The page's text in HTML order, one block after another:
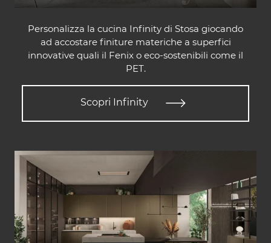
Personalizza la cucina Infinity di Stosa giocando
ad accostare finiture materiche a superfici
innovative quali il Fenix o eco-sostenibili come il
PET.
Scopri Infinity